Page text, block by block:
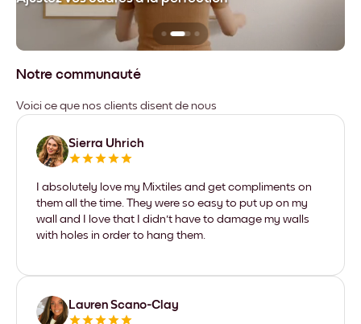
Notre communauté
Voici ce que nos clients disent de nous
Sierra Uhrich
I absolutely love my Mixtiles and get compliments on
them all the time. They were so easy to put up on my
wall and I love that I didn't have to damage my walls
with holes in order to hang them.
Lauren Scano-Clay